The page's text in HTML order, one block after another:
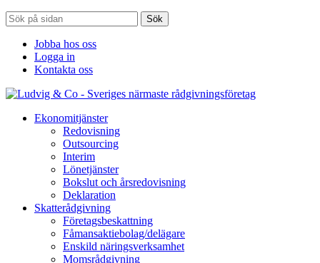
Sök
Jobba hos oss
Logga in
Kontakta oss
Ekonomitjänster
Redovisning
Outsourcing
Interim
Lönetjänster
Bokslut och årsredovisning
Deklaration
Skatterådgivning
Företagsbeskattning
Fåmansaktiebolag/delägare
Enskild näringsverksamhet
Momsrådgivning